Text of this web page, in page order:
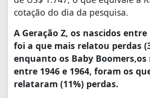
cotação do dia da pesquisa.
A Geração Z, os nascidos entre
foi a que mais relatou perdas
enquanto os Baby Boomers,os
entre 1946 e 1964, foram os
relataram (11%) perdas.